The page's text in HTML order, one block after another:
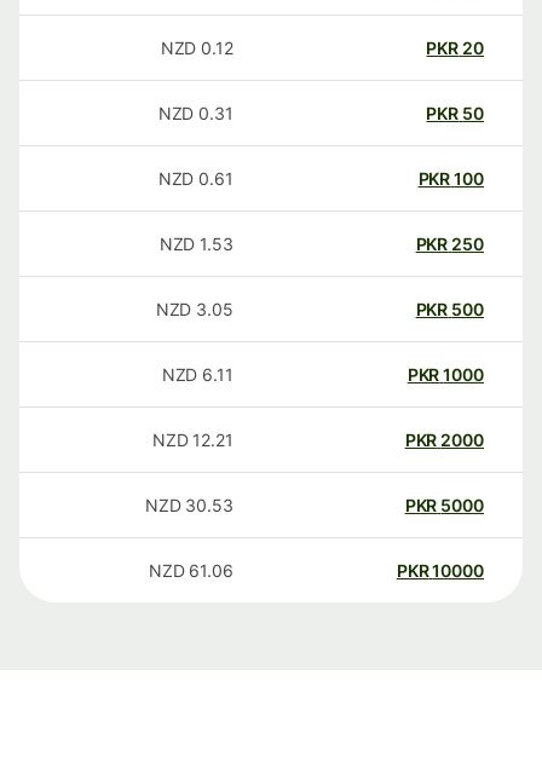
20
PKR
0.12
NZD
50
PKR
0.31
NZD
100
PKR
0.61
NZD
250
PKR
1.53
NZD
500
PKR
3.05
NZD
1000
PKR
6.11
NZD
2000
PKR
12.21
NZD
5000
PKR
30.53
NZD
10000
PKR
61.06
NZD